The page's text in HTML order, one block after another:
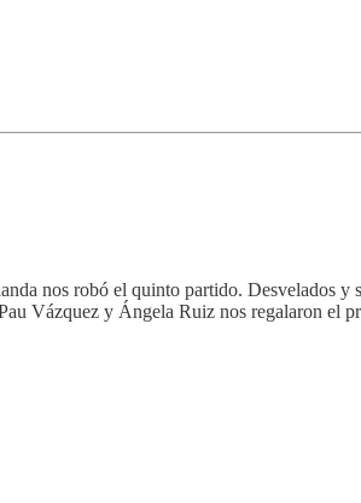
nos robó el quinto partido. Desvelados y
Vázquez y Ángela Ruiz nos regalaron el